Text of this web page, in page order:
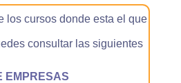
los cursos donde esta el que
consultar las siguientes